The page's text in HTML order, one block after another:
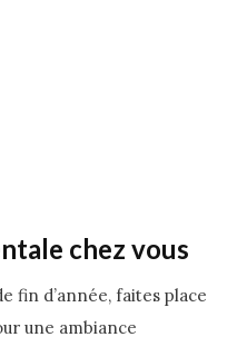
chez vous
fin d’année, faites place
une ambiance